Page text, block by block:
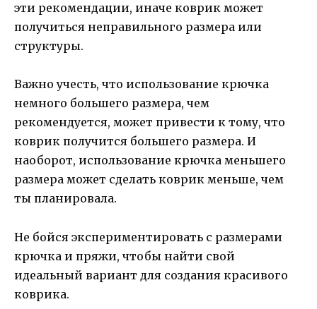
эти рекомендации, иначе коврик может
получиться неправильного размера или
структуры.
Важно учесть, что использование крючка
немного большего размера, чем
рекомендуется, может привести к тому, что
коврик получится большего размера. И
наоборот, использование крючка меньшего
размера может сделать коврик меньше, чем
ты планировала.
Не бойся экспериментировать с размерами
крючка и пряжи, чтобы найти свой
идеальный вариант для создания красивого
коврика.